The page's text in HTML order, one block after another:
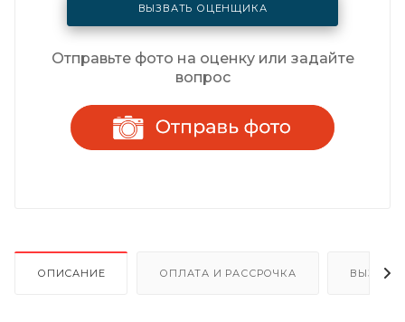
ВЫЗВАТЬ ОЦЕНЩИКА
Отправьте фото на оценку или задайте
вопрос
ОПИСАНИЕ ОПЛАТА И РАССРОЧКА ВЫЗОВ